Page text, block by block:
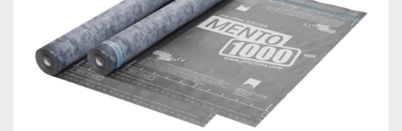
Kipskiudplaat